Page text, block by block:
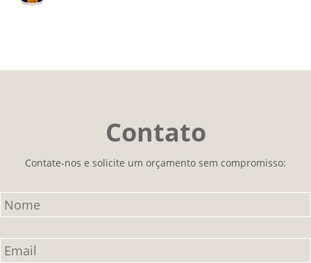
Contato
Contate-nos e solicite um orçamento sem compromisso: